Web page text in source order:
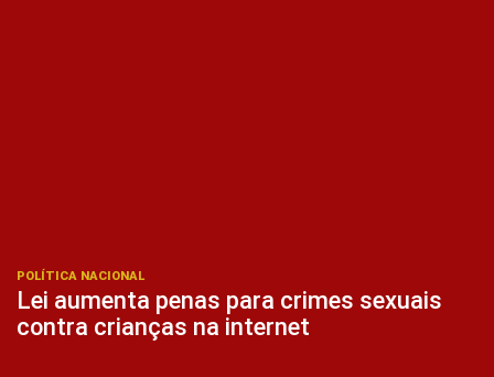
POLÍTICA NACIONAL
Lei aumenta penas para crimes sexuais
contra crianças na internet